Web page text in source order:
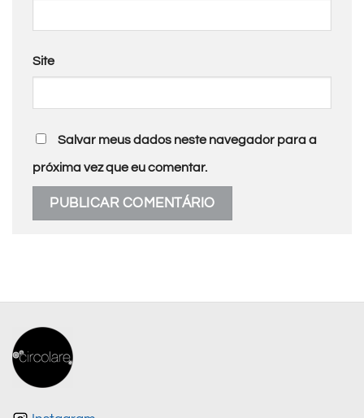
Site
Salvar meus dados neste navegador para a
próxima vez que eu comentar.